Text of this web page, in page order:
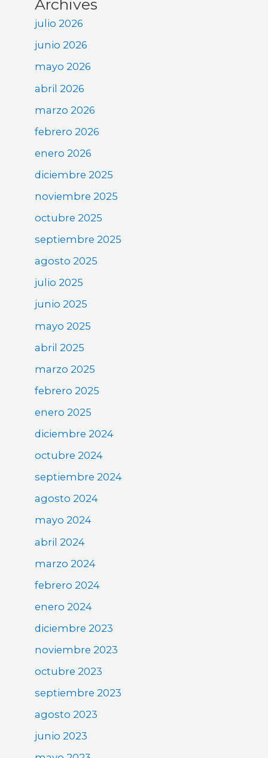
Archives
julio 2026
junio 2026
mayo 2026
abril 2026
marzo 2026
febrero 2026
enero 2026
diciembre 2025
noviembre 2025
octubre 2025
septiembre 2025
agosto 2025
julio 2025
junio 2025
mayo 2025
abril 2025
marzo 2025
febrero 2025
enero 2025
diciembre 2024
octubre 2024
septiembre 2024
agosto 2024
mayo 2024
abril 2024
marzo 2024
febrero 2024
enero 2024
diciembre 2023
noviembre 2023
octubre 2023
septiembre 2023
agosto 2023
junio 2023